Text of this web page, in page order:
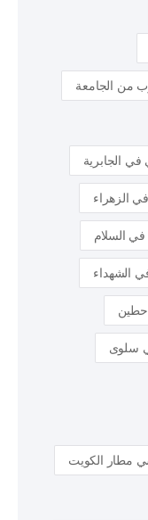
من الجامعة
الجابرية
الزهراء
السلام
الشهداء
سلوى
مطار الكويت